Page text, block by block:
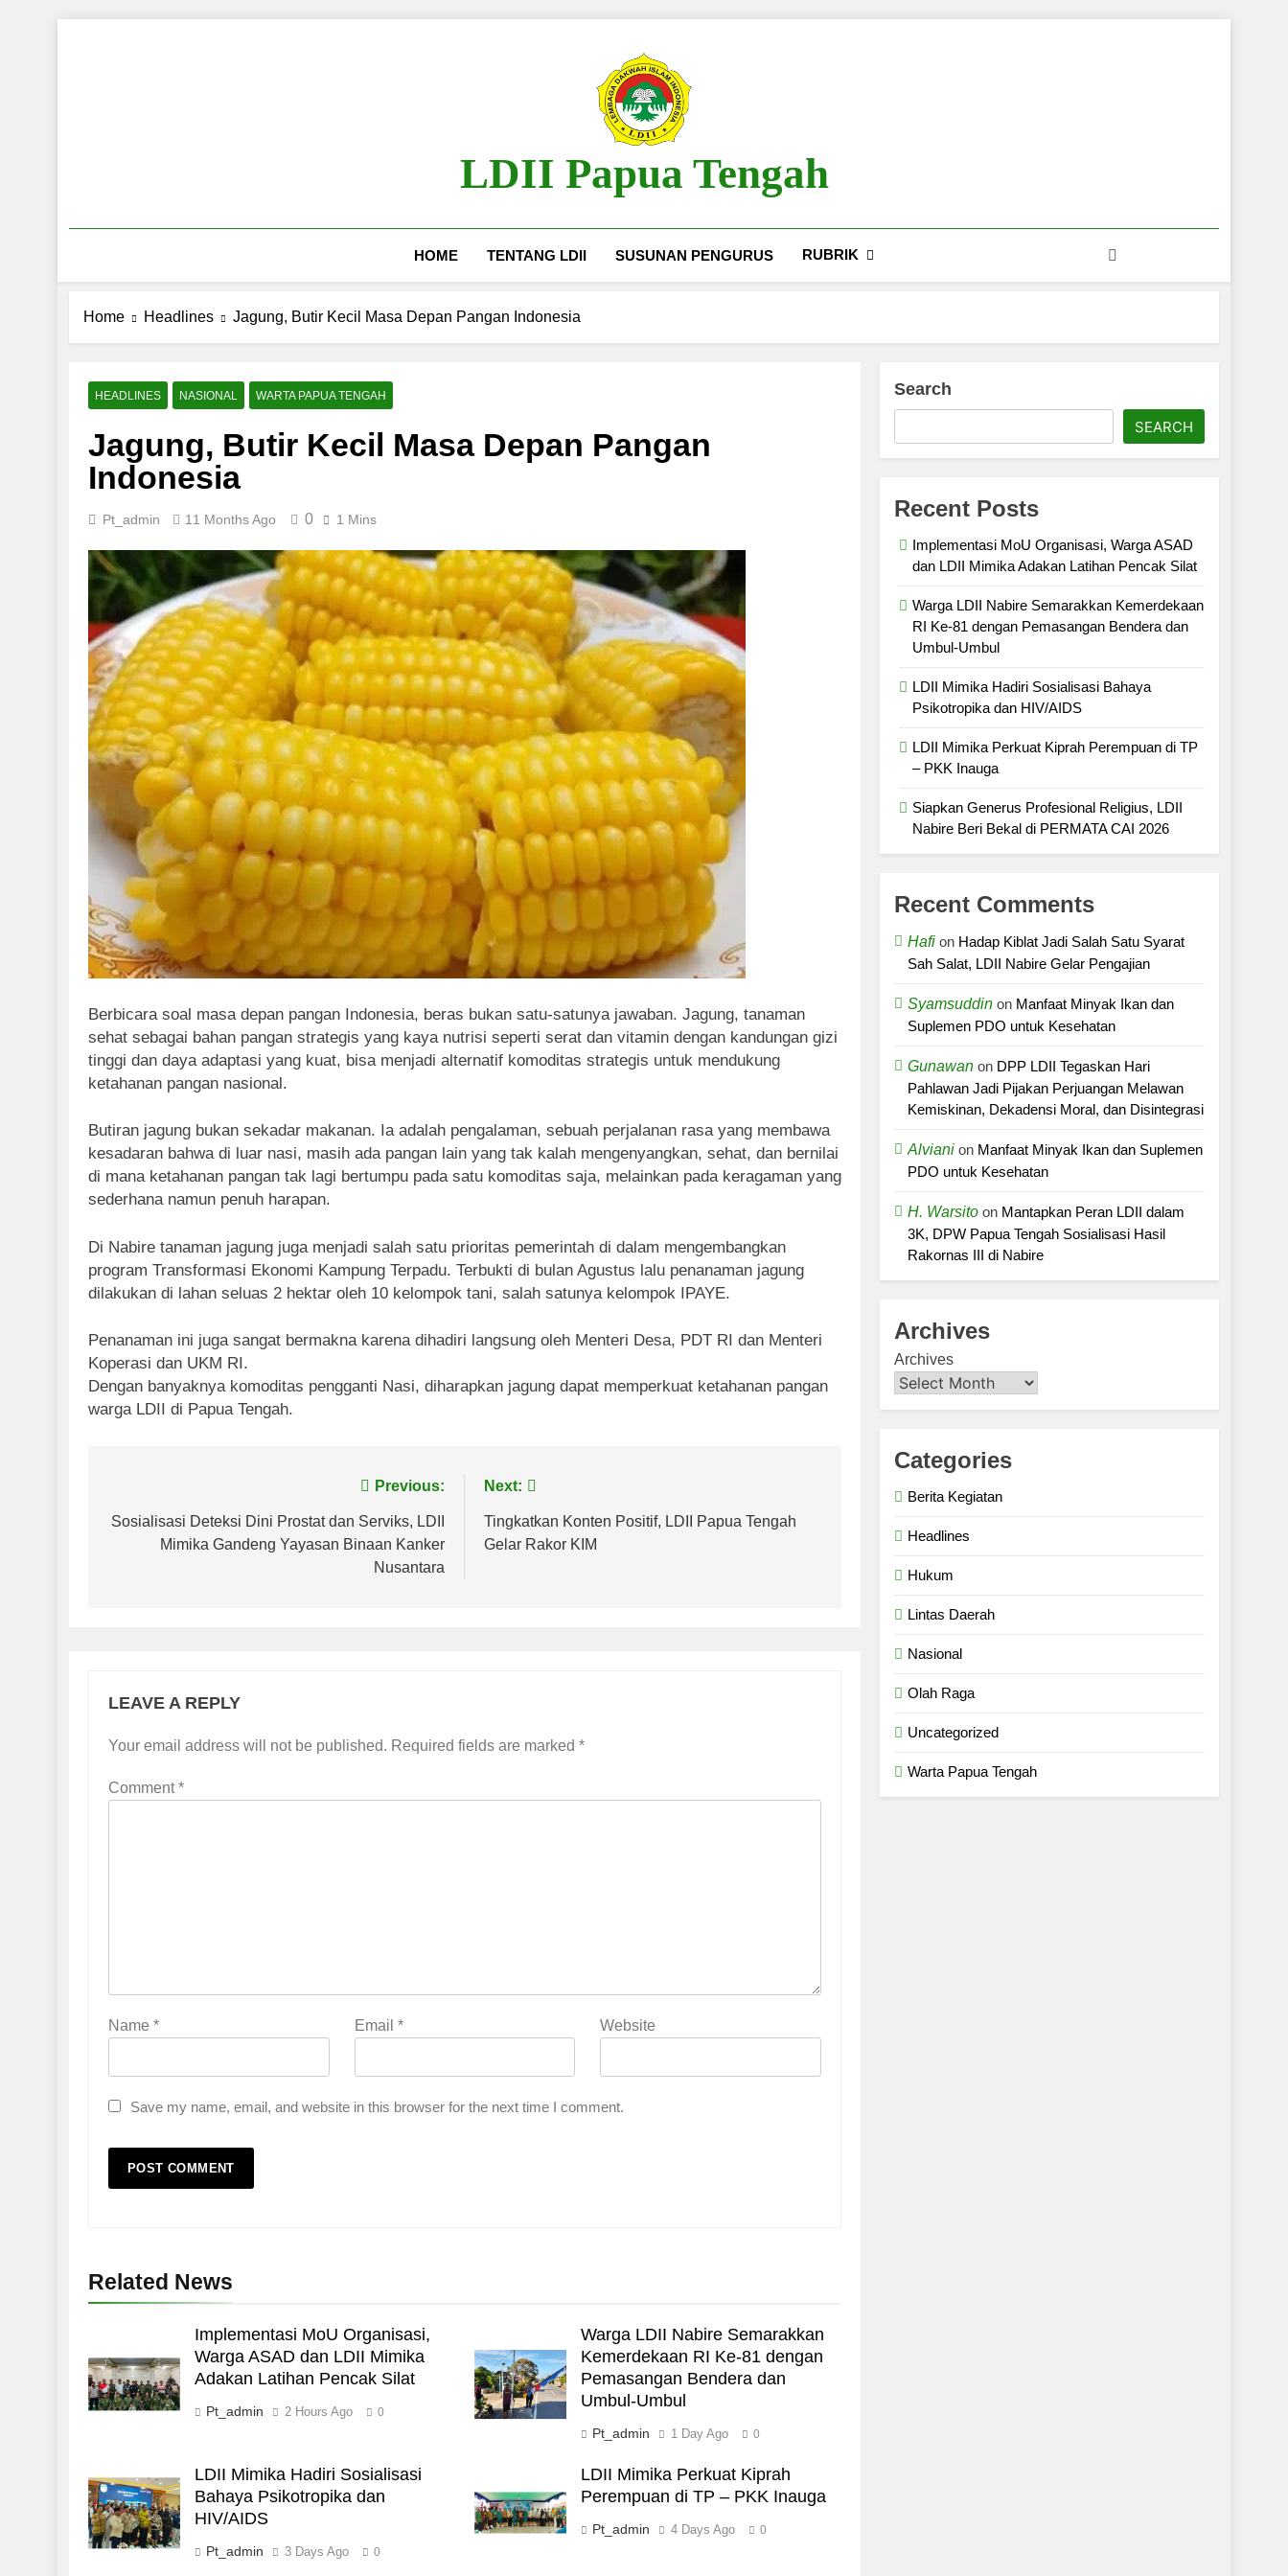
LDII Papua Tengah
HOME TENTANG LDII SUSUNAN PENGURUS RUBRIK
Home Headlines Jagung, Butir Kecil Masa Depan Pangan Indonesia
HEADLINES NASIONAL WARTA PAPUA TENGAH
Jagung, Butir Kecil Masa Depan Pangan
Indonesia
Pt_admin 11 Months Ago 0 1 Mins
Berbicara soal masa depan pangan Indonesia, beras bukan satu-satunya jawaban. Jagung, tanaman
sehat sebagai bahan pangan strategis yang kaya nutrisi seperti serat dan vitamin dengan kandungan gizi
tinggi dan daya adaptasi yang kuat, bisa menjadi alternatif komoditas strategis untuk mendukung
ketahanan pangan nasional.
Butiran jagung bukan sekadar makanan. Ia adalah pengalaman, sebuah perjalanan rasa yang membawa
kesadaran bahwa di luar nasi, masih ada pangan lain yang tak kalah mengenyangkan, sehat, dan bernilai
di mana ketahanan pangan tak lagi bertumpu pada satu komoditas saja, melainkan pada keragaman yang
sederhana namun penuh harapan.
Di Nabire tanaman jagung juga menjadi salah satu prioritas pemerintah di dalam mengembangkan
program Transformasi Ekonomi Kampung Terpadu. Terbukti di bulan Agustus lalu penanaman jagung
dilakukan di lahan seluas 2 hektar oleh 10 kelompok tani, salah satunya kelompok IPAYE.
Penanaman ini juga sangat bermakna karena dihadiri langsung oleh Menteri Desa, PDT RI dan Menteri
Koperasi dan UKM RI.
Dengan banyaknya komoditas pengganti Nasi, diharapkan jagung dapat memperkuat ketahanan pangan
warga LDII di Papua Tengah.
navigation
Previous:
Sosialisasi Deteksi Dini Prostat dan Serviks, LDII
Mimika Gandeng Yayasan Binaan Kanker
Nusantara
Next:
Tingkatkan Konten Positif, LDII Papua Tengah
Gelar Rakor KIM
LEAVE A REPLY
Your email address will not be published. Required fields are marked *
Comment*
Name * Email * Website
Save my name, email, and website in this browser for the next time I comment.
Related News
Implementasi MoU Organisasi,
Warga ASAD dan LDII Mimika
Adakan Latihan Pencak Silat
Pt_admin 2 Hours Ago 0
Warga LDII Nabire Semarakkan
Kemerdekaan RI Ke-81 dengan
Pemasangan Bendera dan
Umbul-Umbul
Pt_admin 1 Day Ago 0
LDII Mimika Hadiri Sosialisasi
Bahaya Psikotropika dan
HIV/AIDS
Pt_admin 3 Days Ago 0
LDII Mimika Perkuat Kiprah
Perempuan di TP – PKK Inauga
Pt_admin 4 Days Ago 0
Search
SEARCH
Recent Posts
Implementasi MoU Organisasi, Warga ASAD
dan LDII Mimika Adakan Latihan Pencak Silat
Warga LDII Nabire Semarakkan Kemerdekaan
RI Ke-81 dengan Pemasangan Bendera dan
Umbul-Umbul
LDII Mimika Hadiri Sosialisasi Bahaya
Psikotropika dan HIV/AIDS
LDII Mimika Perkuat Kiprah Perempuan di TP
– PKK Inauga
Siapkan Generus Profesional Religius, LDII
Nabire Beri Bekal di PERMATA CAI 2026
Recent Comments
Hafi on Hadap Kiblat Jadi Salah Satu Syarat
Sah Salat, LDII Nabire Gelar Pengajian
Syamsuddin on Manfaat Minyak Ikan dan
Suplemen PDO untuk Kesehatan
Gunawan on DPP LDII Tegaskan Hari
Pahlawan Jadi Pijakan Perjuangan Melawan
Kemiskinan, Dekadensi Moral, dan Disintegrasi
Alviani on Manfaat Minyak Ikan dan Suplemen
PDO untuk Kesehatan
H. Warsito on Mantapkan Peran LDII dalam
3K, DPW Papua Tengah Sosialisasi Hasil
Rakornas III di Nabire
Archives
Archives
Categories
Berita Kegiatan
Headlines
Hukum
Lintas Daerah
Nasional
Olah Raga
Uncategorized
Warta Papua Tengah